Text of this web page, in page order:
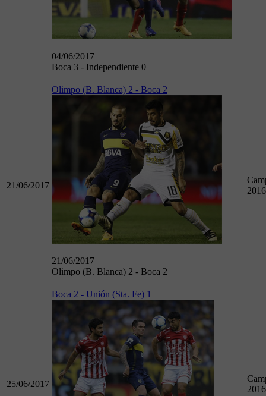
04/06/2017
Boca 3 - Independiente 0
21/06/2017
Olimpo (B. Blanca) 2 - Boca 2
21/06/2017
Olimpo (B. Blanca) 2 - Boca 2
25/06/2017
Boca 2 - Unión (Sta. Fe) 1